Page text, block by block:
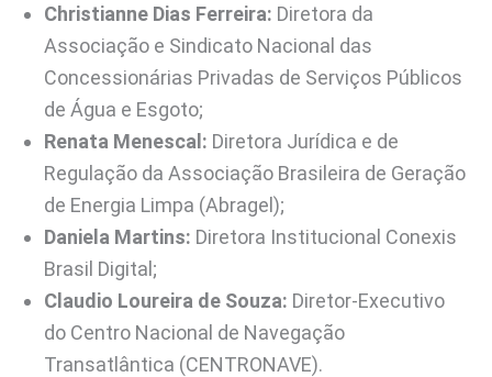
Christianne Dias Ferreira: Diretora da
Associação e Sindicato Nacional das
Concessionárias Privadas de Serviços Públicos
de Água e Esgoto;
Renata Menescal: Diretora Jurídica e de
Regulação da Associação Brasileira de Geração
de Energia Limpa (Abragel);
Daniela Martins: Diretora Institucional Conexis
Brasil Digital;
Claudio Loureira de Souza: Diretor-Executivo
do Centro Nacional de Navegação
Transatlântica (CENTRONAVE).